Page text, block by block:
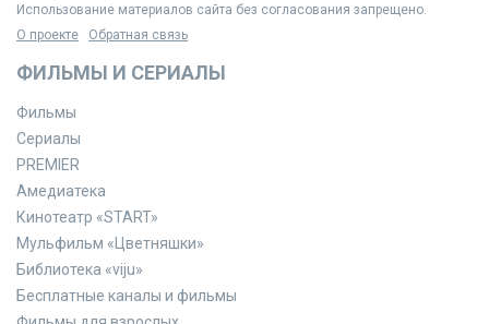
Использование материалов сайта без согласования запрещено.
О проекте
Обратная связь
ФИЛЬМЫ И СЕРИАЛЫ
Фильмы
Сериалы
PREMIER
Амедиатека
Кинотеатр «START»
Мульфильм «Цветняшки»
Библиотека «viju»
Бесплатные каналы и фильмы